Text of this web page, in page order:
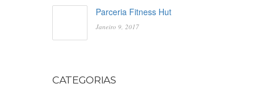
Parceria Fitness Hut
Janeiro 9, 2017
CATEGORIAS